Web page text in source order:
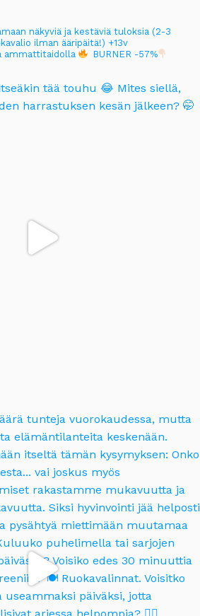
näkyviä ja kestäviä tuloksia (2-3
ilman ääripäitä!) +13v
ammattitaidolla
BURNER -57%